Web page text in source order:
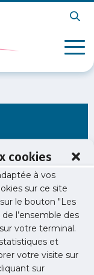
cookies
à vos
sur ce site
le bouton "Les
l’ensemble des
votre terminal.
et
votre visite sur
sur
antibiotiques-
"]